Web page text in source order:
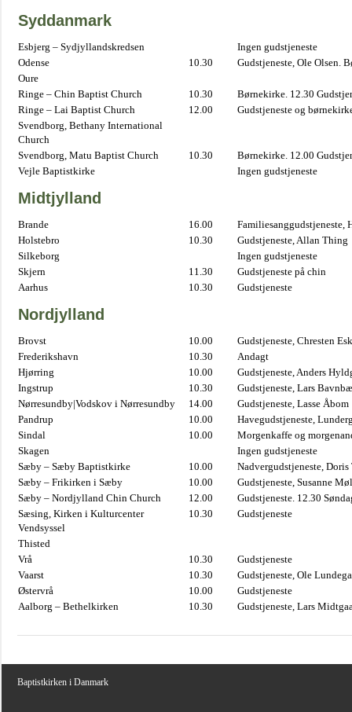
Syddanmark
Esbjerg – Sydjyllandskredsen
Ingen gudstjeneste
Odense
10.30
Gudstjeneste, Ole Olsen.
Oure
Ringe – Chin Baptist Church
10.30
Børnekirke. 12.30
Ringe – Lai Baptist Church
12.00
Gudstjeneste og
Svendborg, Bethany International
Church
Svendborg, Matu Baptist Church
10.30
Børnekirke. 12.00
Vejle Baptistkirke
Ingen gudstjeneste
Midtjylland
Brande 16.00
Familiesanggudstjeneste,
Holstebro
10.30
Gudstjeneste, Allan Thing
Silkeborg
Ingen gudstjeneste
Skjern
11.30
Gudstjeneste på chin
Aarhus
10.30 Gudstjeneste
Nordjylland
Brovst 10.00
Gudstjeneste, Chresten
Frederikshavn
10.30
Andagt
Hjørring
10.00
Gudstjeneste, Anders
Ingstrup
10.30
Gudstjeneste, Lars
Nørresundby|Vodskov i Nørresundby
14.00
Gudstjeneste, Lasse Åbom
Pandrup
10.00
Havegudstjeneste,
Sindal
10.00
Morgenkaffe og
Skagen
Ingen gudstjeneste
Sæby – Sæby Baptistkirke
10.00
Nadvergudstjeneste,
Sæby – Frikirken i Sæby
10.00
Gudstjeneste, Susanne
Sæby – Nordjylland Chin Church
12.00
Gudstjeneste. 12.30
Sæsing, Kirken i Kulturcenter
Vendsyssel
10.30 Gudstjeneste
Thisted
Vrå
10.30
Gudstjeneste
Vaarst
10.30
Gudstjeneste, Ole
Østervrå
10.00
Gudstjeneste
Aalborg – Bethelkirken
10.30 Gudstjeneste, Lars
Baptistkirken i Danmark